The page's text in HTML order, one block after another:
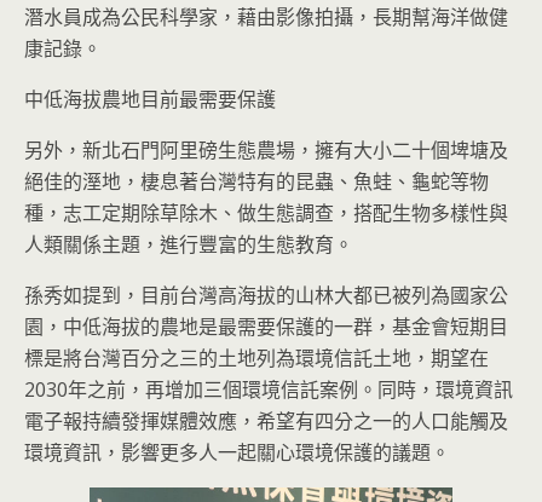
潛水員成為公民科學家，藉由影像拍攝，長期幫海洋做健
康記錄。
中低海拔農地目前最需要保護
另外，新北石門阿里磅生態農場，擁有大小二十個埤塘及
絕佳的溼地，棲息著台灣特有的昆蟲、魚蛙、龜蛇等物
種，志工定期除草除木、做生態調查，搭配生物多樣性與
人類關係主題，進行豐富的生態教育。
孫秀如提到，目前台灣高海拔的山林大都已被列為國家公
園，中低海拔的農地是最需要保護的一群，基金會短期目
標是將台灣百分之三的土地列為環境信託土地，期望在
2030年之前，再增加三個環境信託案例。同時，環境資訊
電子報持續發揮媒體效應，希望有四分之一的人口能觸及
環境資訊，影響更多人一起關心環境保護的議題。